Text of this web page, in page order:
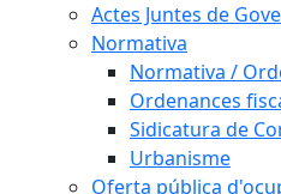
Actes Juntes de
Normativa
Normativa /
Ordenances
Sidicatura de
Urbanisme
Oferta pública